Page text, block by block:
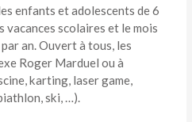
enfants et adolescents de 6
vacances scolaires et le mois
an. Ouvert à tous, les
Roger Marduel ou à
karting, laser game,
ski, …).